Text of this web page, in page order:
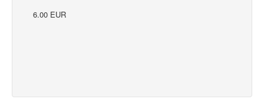
6.00 EUR